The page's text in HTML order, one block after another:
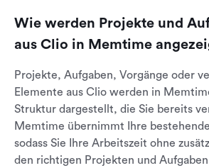
Wie werden Projekte und
aus Clio in Memtime
Projekte, Aufgaben, Vorgänge oder
Elemente aus Clio werden in
Struktur dargestellt, die Sie bereits
Memtime übernimmt Ihre
sodass Sie Ihre Arbeitszeit ohne
den richtigen Projekten und